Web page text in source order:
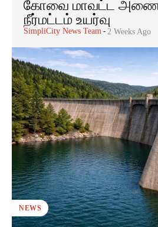
கோவை மாவட்ட
நீர்மட்டம் உயர்வு
SimpliCity News Team - 2 Weeks Ago
NEWS